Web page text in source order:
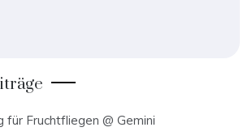
für Fruchtfliegen @ Gemini